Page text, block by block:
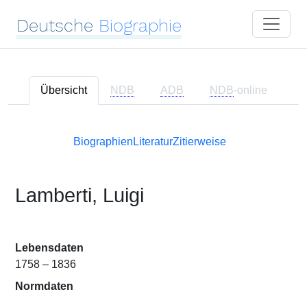
Deutsche Biographie
Übersicht NDB ADB NDB-online
Biographien LiteraturZitierweise
Lamberti, Luigi
Lebensdaten
1758 – 1836
Normdaten